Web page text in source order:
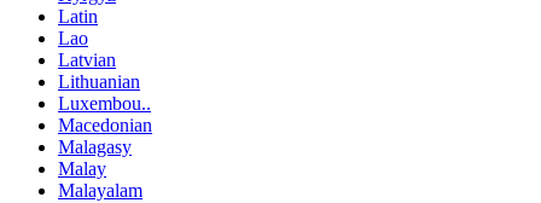
Latin
Lao
Latvian
Lithuanian
Luxembou..
Macedonian
Malagasy
Malay
Malayalam